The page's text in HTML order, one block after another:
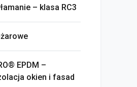
– klasa RC3
EPDM –
okien i fasad